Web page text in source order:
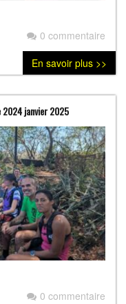
0 commentaire
En savoir plus >>
2024 janvier 2025
0 commentaire